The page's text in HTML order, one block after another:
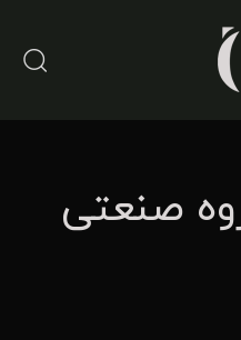
صنعتی